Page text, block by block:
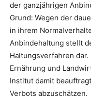
der ganzjährigen
Grund: Wegen der
in ihrem
Anbindehaltung stellt
Haltungsverfahren
Ernährung und
Institut damit
Verbots abzuschätzen.